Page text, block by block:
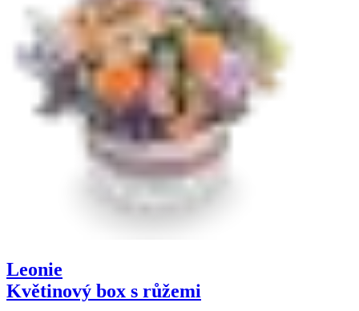
Leonie
Květinový box s růžemi